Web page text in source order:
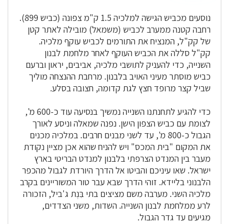
נוסעים מכביש הגישה למלכיה 1.5 ק"מ צפונה (כביש 899).
רחבה קטנה ממערב לכביש (משמאל) מובילה לאתר קטן
של קק"ל, המנציח את התורמים לכביש עוקף מלכיה.
קק"ל סללה את הכביש העוקף לאחר מלחמת לבנון
השנייה, כדי להעניק לתושבי מלכיה, אביבים, יראון וברעם
כביש מוסתר מעיני האויב בלבנון. מרחבת ההנצחה מוליך
שביל קצר מרופד חצץ לגת קדומה, חצובה בסלע.
כדי להגיע לתחנתנו השנייה נמשיך בנסיעה עוד כ-600 מ',
לצומת עם כביש הצפון הישן. נפנה שמאלה וניסע לאורך
הגבול כ-800 מ', עד לשני מבנים חרבים. במלכיה מכנים
את המקום "בית המכס" ויש להניח שהוא אכן מציין נקודת
מעבר בין המנדט הצרפתי בלבנון למנדט הבריטי בארץ
ישראל. שאו עיניכם והביטו אל הדרך היורדת לגבול מהכפר
הלבנוני בליידא. זוהי הדרך שבא עבר טור המשוריינים בקרב
מלכיה השני. מערבה משם מציצים בתי בִּנְת ג'ביל, הזכורה
לרע ממלחמת לבנון השנייה. השדות, משני הצדדים,
מגיעים עד גדר הגבול.